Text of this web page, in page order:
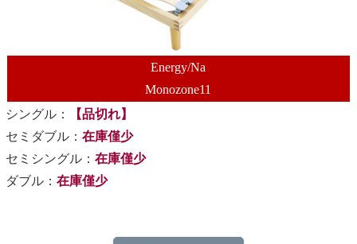
Energy/Na
Monozone11
シングル：
【品切れ】
セミダブル： 在庫僅少
セミシングル： 在庫僅少
ダブル： 在庫僅少